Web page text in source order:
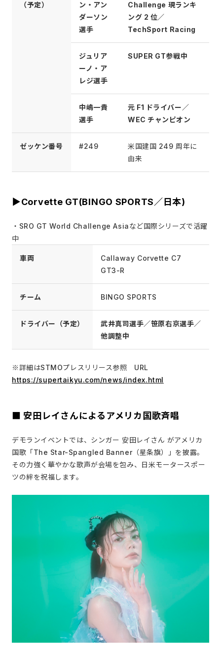
（予定）
ン・アン
ダーソン
選手
Challenge 現ランキ
ング 2 位／
TechSport Racing
ジュリア
ーノ・ア
レジ選手
SUPER GT参戦中
中嶋⼀貴
選手
元 F1 ドライバー／
WEC チャンピオン
ゼッケン番号 #249
⽶国建国 249 周年に
由来
▶Corvette GT(BINGO SPORTS／日本)
・SRO GT World Challenge Asiaなど国際シリーズで活躍
中
⾞両
Callaway Corvette C7
GT3-R
チーム BINGO SPORTS
ドライバー（予定）
武井真司選手／笹原右京選手／
他調整中
※詳細はSTMOプレスリリース参照 URL
https://supertaikyu.com/news/index.html
■ 安田レイさんによるアメリカ国歌斉唱
デモランイベントでは、シンガー 安田レイさん がアメリカ
国歌「The Star-Spangled Banner（星条旗）」を披露。
その力強く華やかな歌声が会場を包み、日米モータースポー
ツの絆を祝福します。